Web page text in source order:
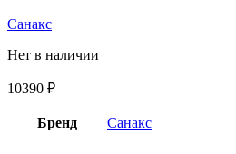
Санакс
Нет в наличии
10390 ₽
Бренд Санакс